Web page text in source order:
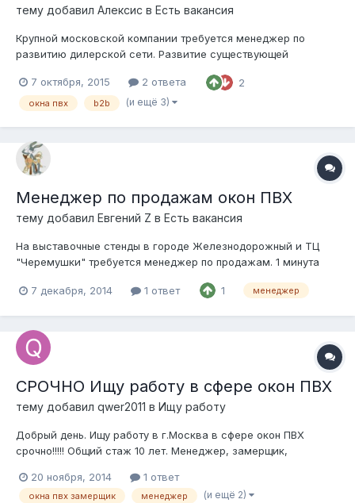
тему добавил Алексис в Есть вакансия
Крупной московской компании требуется менеджер по
развитию дилерской сети. Развитие существующей
партнерами; Всесторонняя поддержка контрагентов по
текущим вопросам; Организация обучения персонала
7 октября, 2015 2 ответа 2
окна пвх b2b (и ещё 3)
Менеджер по продажам окон ПВХ
тему добавил Евгений Z в Есть вакансия
На выставочные стенды в городе Железнодорожный и ТЦ
"Черемушки" требуется менеджер по продажам. 1 минута
пешком от метро "Новые Черемушки" соответственно.
7 декабря, 2014 1 ответ 1 менеджер
СРОЧНО Ищу работу в сфере окон ПВХ
тему добавил qwer2011 в Ищу работу
Добрый день. Ищу работу в г.Москва в сфере окон ПВХ
срочно!!!!! Общий стаж 10 лет. Менеджер, замерщик,
8(925)540-77-30 kw-info@mail.ru
20 ноября, 2014 1 ответ
окна пвх замерщик менеджер (и ещё 2)